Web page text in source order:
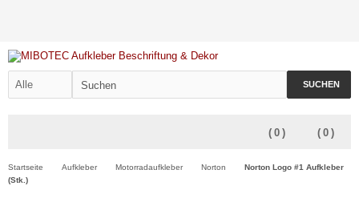
SUCHEN
( 0 )
( 0 )
Startseite Aufkleber Motorradaufkleber Norton
Norton Logo #1 Aufkleber
(Stk.)